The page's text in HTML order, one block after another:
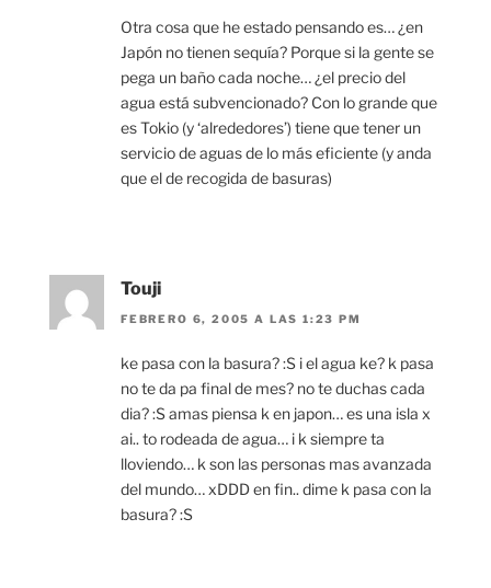
Otra cosa que he estado pensando es… ¿en
Japón no tienen sequía? Porque si la gente se
pega un baño cada noche… ¿el precio del
agua está subvencionado? Con lo grande que
es Tokio (y ‘alrededores’) tiene que tener un
servicio de aguas de lo más eficiente (y anda
que el de recogida de basuras)
Touji
FEBRERO 6, 2005 A LAS 1:23 PM
ke pasa con la basura? :S i el agua ke? k pasa
no te da pa final de mes? no te duchas cada
dia? :S amas piensa k en japon… es una isla x
ai.. to rodeada de agua… i k siempre ta
lloviendo… k son las personas mas avanzada
del mundo… xDDD en fin.. dime k pasa con la
basura? :S